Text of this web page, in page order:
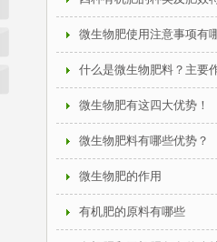
微生物肥使用注意事项有
什么是微生物肥料？主要
微生物肥有这四大优势！
微生物肥料有哪些优势？
微生物肥的作用
有机肥的原料有哪些